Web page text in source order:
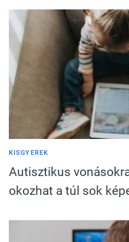
KISGYEREK
Autisztikus
okozhat a túl sok